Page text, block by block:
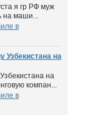
я гр РФ муж
на маши...
в
Узбекистана на
на
компан...
в